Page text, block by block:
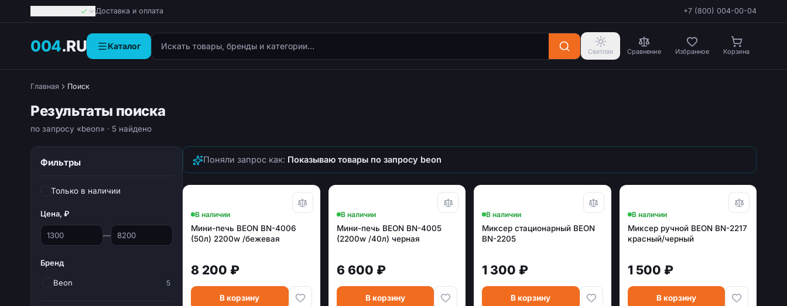
Доставка и оплата +7 (800) 004-00-04
004.RU Каталог
Поиск товаров
Светлая Сравнение Избранное Корзина
Главная Поиск
Результаты поиска
по запросу «beon» · 5 найдено
Фильтры
Только в наличии
Цена, ₽
—
Бренд
Beon 5
Поняли запрос как: Показываю товары по запросу beon
В наличии
Мини-печь BEON BN-4006
(50л) 2200w /бежевая
8 200 ₽
В корзину
В наличии
Мини-печь BEON BN-4005
(2200w /40л) черная
6 600 ₽
В корзину
В наличии
Миксер стационарный BEON
BN-2205
1 300 ₽
В корзину
В наличии
Миксер ручной BEON BN-2217
красный/черный
1 500 ₽
В корзину